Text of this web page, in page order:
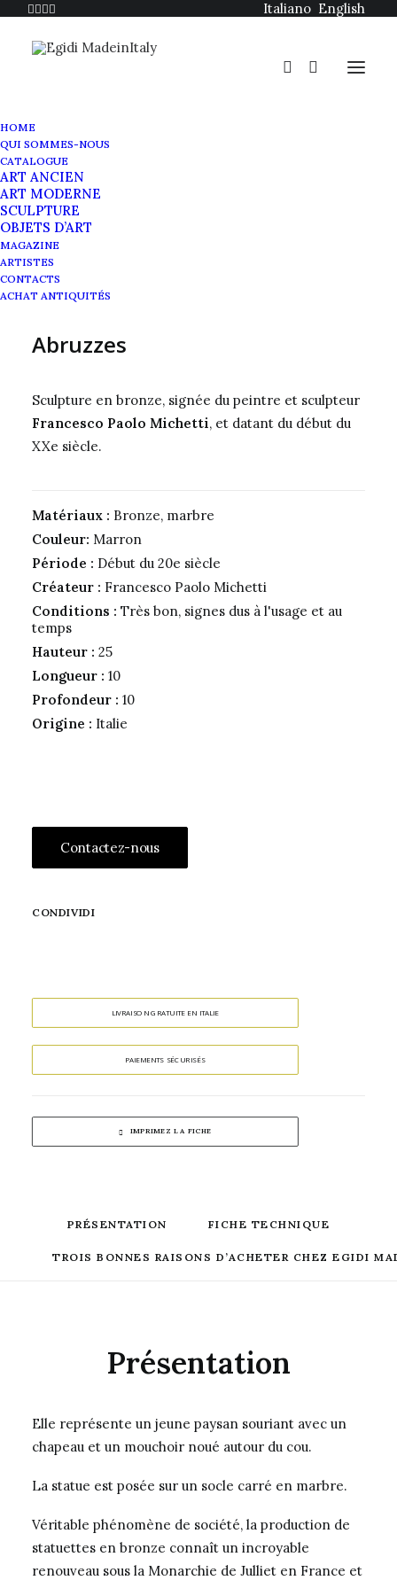
Italiano English
HOME
QUI SOMMES-NOUS
CATALOGUE
ART ANCIEN
ART MODERNE
SCULPTURE
OBJETS D’ART
MAGAZINE
ARTISTES
CONTACTS
ACHAT ANTIQUITÉS
Francesco Paolo Michetti
Buste en Bronze
Abruzzes
Sculpture en bronze, signée du peintre et sculpteur
Francesco Paolo Michetti, et datant du début du
XXe siècle.
Matériaux : Bronze, marbre
Couleur: Marron
Période : Début du 20e siècle
Créateur : Francesco Paolo Michetti
Conditions : Très bon, signes dus à l'usage et au
temps
Hauteur : 25
Longueur : 10
Profondeur : 10
Origine : Italie
Contactez-nous
CONDIVIDI
LIVRAISON GRATUITE EN ITALIE
PAIEMENTS SÉCURISÉS
IMPRIMEZ LA FICHE
PRÉSENTATION FICHE TECHNIQUE
TROIS BONNES RAISONS D’ACHETER CHEZ EGIDI
Présentation
Elle représente un jeune paysan souriant avec un
chapeau et un mouchoir noué autour du cou.
La statue est posée sur un socle carré en marbre.
Véritable phénomène de société, la production de
statuettes en bronze connaît un incroyable
renouveau sous la Monarchie de Julliet en France et